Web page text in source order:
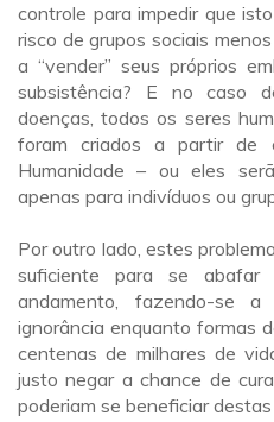
controle para impedir que
risco de grupos sociais
a “vender” seus próprios
subsistência? E no caso
doenças, todos os seres
foram criados a partir de
Humanidade – ou eles
apenas para indivíduos ou
Por outro lado, estes
suficiente para se
andamento, fazendo-se
ignorância enquanto formas
centenas de milhares de
justo negar a chance de
poderiam se beneficiar